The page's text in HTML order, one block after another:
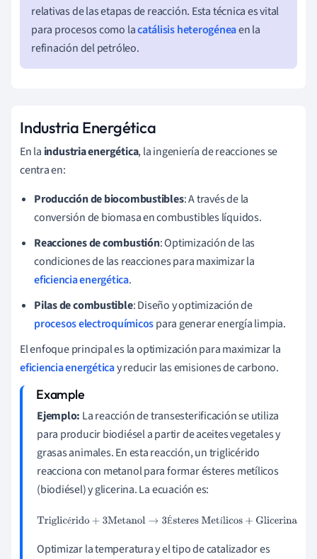
relativas de las etapas de reacción. Esta técnica es vital
para procesos como lacatálisis heterogéneaen la
refinación del petróleo.
Industria Energética
En la industria energética, la ingeniería de reacciones se
centra en:
Producción de biocombustibles: A través de la
conversión de biomasa en combustibles líquidos.
Reacciones de combustión: Optimización de las
condiciones de las reacciones para maximizar la
eficiencia energética.
Pilas de combustible: Diseño y optimización de
procesos electroquímicospara generar energía limpia.
El enfoque principal es la optimización para maximizar la
eficiencia energéticay reducir las emisiones de carbono.
Ejemplo: La reacción de transesterificación se utiliza
para producir biodiésel a partir de aceites vegetales y
grasas animales. En esta reacción, un triglicérido
reacciona con metanol para formar ésteres metílicos
(biodiésel) y glicerina. La ecuación es:
é É í
Triglicérido+3Metanol→3Ésteres Metílicos+Glicerina
Optimizar la temperatura y el tipo de catalizador es